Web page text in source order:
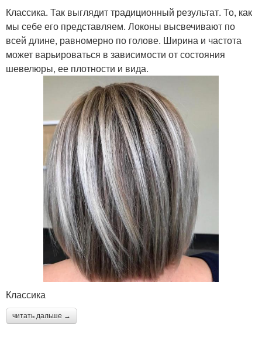
Классика. Так выглядит традиционный результат. То, как
мы себе его представляем. Локоны высвечивают по
всей длине, равномерно по голове. Ширина и частота
может варьироваться в зависимости от состояния
шевелюры, ее плотности и вида.
Классика
читать дальше →